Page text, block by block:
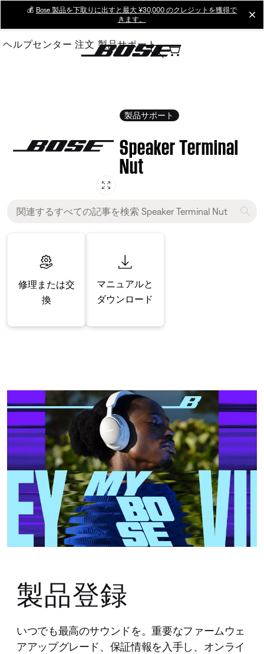
Main
💰 Bose 製品を下取りに出すと最大 ¥30,000 のクレジットを獲得で
きます。
ヘルプセンター 注文 製品サポート
製品サポート
Speaker Terminal
Nut
修理または交
換
マニュアルと
ダウンロード
製品登録
いつでも最高のサウンドを。重要なファームウェ
アアップグレード、保証情報を入手し、オンライ